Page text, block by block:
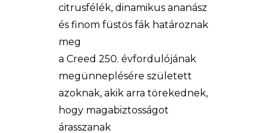
citrusfélék, dinamikus ananász
és finom füstös fák határoznak
meg
a Creed 250. évfordulójának
megünneplésére született
azoknak, akik arra törekednek,
hogy magabiztosságot
árasszanak